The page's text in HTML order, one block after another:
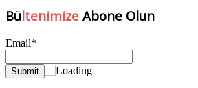
Bültenimize Abone Olun
Email*